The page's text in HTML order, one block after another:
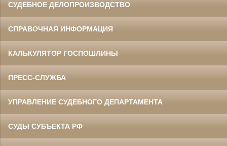
СУДЕБНОЕ ДЕЛОПРОИЗВОДСТВО
СПРАВОЧНАЯ ИНФОРМАЦИЯ
КАЛЬКУЛЯТОР ГОСПОШЛИНЫ
ПРЕСС-СЛУЖБА
УПРАВЛЕНИЕ СУДЕБНОГО ДЕПАРТАМЕНТА
СУДЫ СУБЪЕКТА РФ